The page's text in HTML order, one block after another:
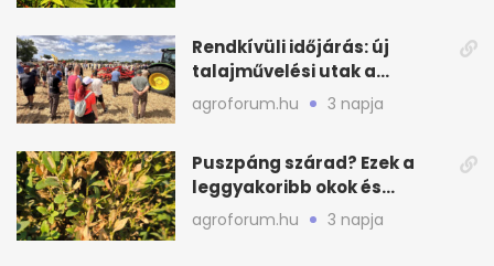
Rendkívüli időjárás: új
talajművelési utak a
gazdáknak
agroforum.hu 3 napja
Puszpáng szárad? Ezek a
leggyakoribb okok és
teendők
agroforum.hu 3 napja